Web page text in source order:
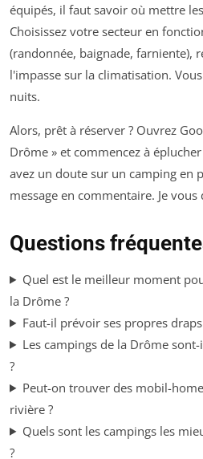
équipés, il faut savoir où mettre
Choisissez votre secteur en
(randonnée, baignade, farniente),
l'impasse sur la climatisation.
nuits.
Alors, prêt à réserver ? Ouvrez
Drôme » et commencez à
avez un doute sur un camping en
message en commentaire. Je
Questions
Quel est le meilleur moment
la Drôme ?
Faut-il prévoir ses propres
Les campings de la Drôme
?
Peut-on trouver des mobil-
rivière ?
Quels sont les campings les
?